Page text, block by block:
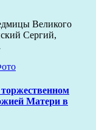
Великого
Сергий,
Матери в